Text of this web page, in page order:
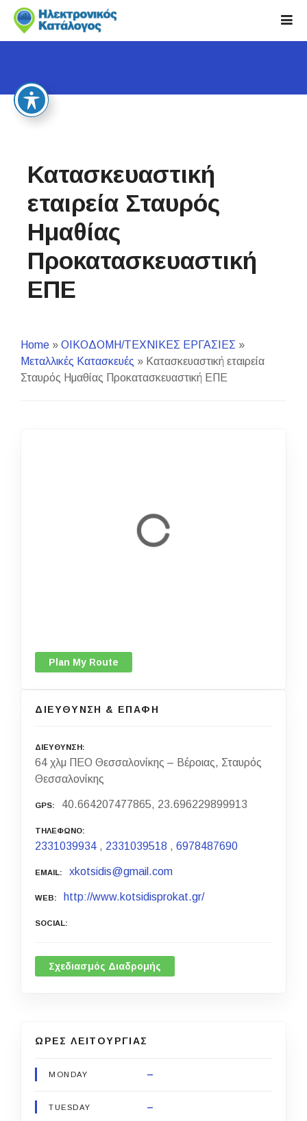
i
Κατασκευαστική
εταιρεία Σταυρός
Ημαθίας
Προκατασκευαστική
ΕΠΕ
Home » ΟΙΚΟΔΟΜΗ/ΤΕΧΝΙΚΕΣ ΕΡΓΑΣΙΕΣ »
Μεταλλικές Κατασκευές » Κατασκευαστική εταιρεία
Σταυρός Ημαθίας Προκατασκευαστική ΕΠΕ
Plan My Route
ΔΙΕΥΘΥΝΣΗ & ΕΠΑΦΗ
ΔΙΕΥΘΥΝΣΗ
64 χλμ ΠΕΟ Θεσσαλονίκης – Βέροιας, Σταυρός
Θεσσαλονίκης
GPS 40.664207477865, 23.696229899913
ΤΗΛΕΦΩΝΟ
2331039934 , 2331039518 ,6978487690
EMAIL xkotsidis@gmail.com
WEB http://www.kotsidisprokat.gr/
SOCIAL
Σχεδιασμός Διαδρομής
ΩΡΕΣ ΛΕΙΤΟΥΡΓΙΑΣ
MONDAY –
TUESDAY –